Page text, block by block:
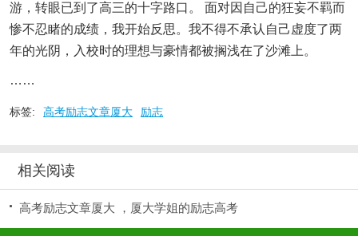
游，转眼已到了高三的十字路口。 面对因自己的狂妄不羁而
惨不忍睹的成绩，我开始反思。我不得不承认自己虚度了两
年的光阴，入校时的理想与豪情都被搁浅在了沙滩上。
……
标签: 高考励志文章厦大 励志
相关阅读
高考励志文章厦大 ，厦大学姐的励志高考